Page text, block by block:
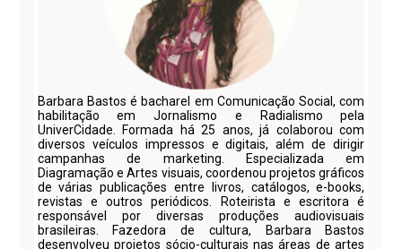
Barbara Bastos é bacharel em Comunicação Social, com
habilitação em Jornalismo e Radialismo pela
UniverCidade. Formada há 25 anos, já colaborou com
diversos veículos impressos e digitais, além de dirigir
campanhas de marketing. Especializada em
Diagramação e Artes visuais, coordenou projetos gráficos
de várias publicações entre livros, catálogos, e-books,
revistas e outros periódicos. Roteirista e escritora é
responsável por diversas produções audiovisuais
brasileiras. Fazedora de cultura, Barbara Bastos
desenvolveu projetos sócio-culturais nas áreas de artes